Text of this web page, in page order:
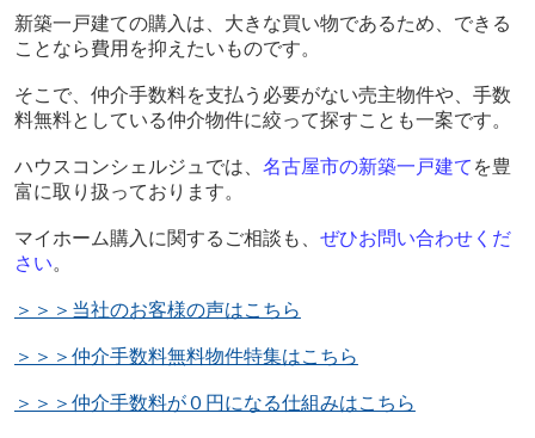
新築一戸建ての購入は、大きな買い物であるため、できる
ことなら費用を抑えたいものです。
そこで、仲介手数料を支払う必要がない売主物件や、手数
料無料としている仲介物件に絞って探すことも一案です。
ハウスコンシェルジュでは、 名古屋市の新築一戸建て を豊
富に取り扱っております。
マイホーム購入に関するご相談も、 ぜひお問い合わせくだ
さい。
＞＞＞当社のお客様の声はこちら
＞＞＞仲介手数料無料物件特集はこちら
＞＞＞仲介手数料が０円になる仕組みはこちら